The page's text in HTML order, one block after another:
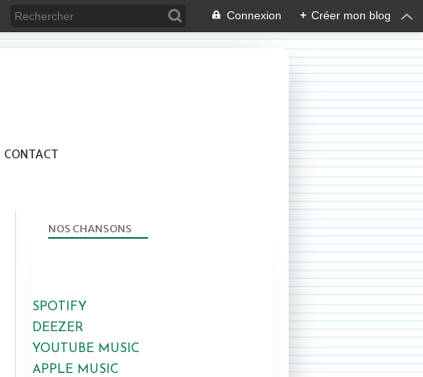
Connexion + Créer mon blog
CONTACT
NOS CHANSONS
SPOTIFY
DEEZER
YOUTUBE MUSIC
APPLE MUSIC